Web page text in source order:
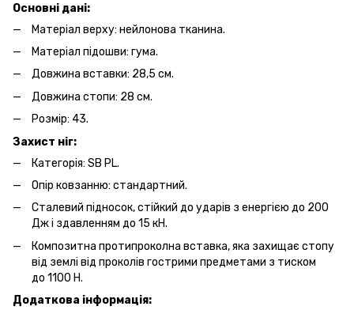
Основні дані:
Матеріал верху: нейлонова тканина.
Матеріал підошви: гума.
Довжина вставки: 28,5 см.
Довжина стопи: 28 см.
Розмір: 43.
Захист ніг:
Категорія: SB PL.
Опір ковзанню: стандартний.
Сталевий підносок, стійкий до ударів з енергією до 200
Дж і здавленням до 15 кН.
Композитна протипроколна вставка, яка захищає стопу
від землі від проколів гострими предметами з тиском
до 1100 Н.
Додаткова інформація: